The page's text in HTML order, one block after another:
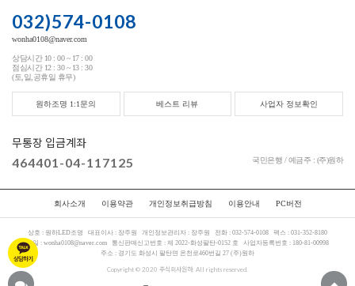
032)574-0108
wonha0108@naver.com
상담시간 10 : 00 ~ 17 : 00
점심시간 12 : 30 ~ 13 : 30
(토,일,공휴일 휴무)
원하조명 1:1문의 베스트 리뷰 사업자 정보확인
무통장 입금계좌
464401-04-117125 국민은행 / 예금주 : (주)원하
회사소개 이용약관 개인정보취급방침 이용안내 PC버전
상호 : 원하LED조명 대표이사 : 장주원 개인정보관리자 : 장주원 전화 : 032-574-0108 팩스 : 031-352-8180
메일 : wonha0108@naver.com 통신판매신고번호 : 제 2022-화성팔탄-0152 호 사업자등록번호 : 180-81-00998
주소 : 경기도 화성시 팔탄면 온천로460번길 27 (주)원하
Copyright © 2020 주식회사원하. All rights reserved.